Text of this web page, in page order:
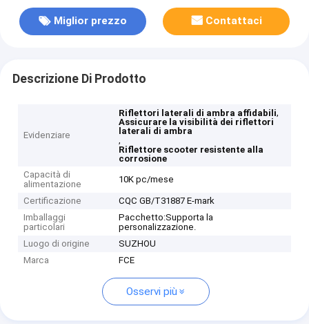
Miglior prezzo Contattaci
Descrizione Di Prodotto
Evidenziare
Riflettori laterali di ambra affidabili,
Assicurare la visibilità dei riflettori
laterali di ambra
,
Riflettore scooter resistente alla
corrosione
Capacità di
alimentazione
10K pc/mese
Certificazione
CQC GB/T31887 E-mark
Imballaggi
particolari
Pacchetto:Supporta la
personalizzazione.
Luogo di origine
SUZHOU
Marca
FCE
Osservi più